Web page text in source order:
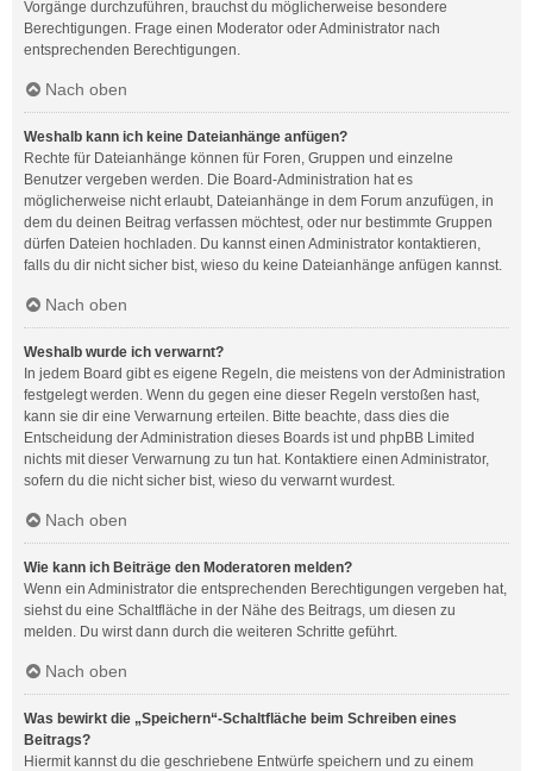
Vorgänge durchzuführen, brauchst du möglicherweise besondere
Berechtigungen. Frage einen Moderator oder Administrator nach
entsprechenden Berechtigungen.
Nach oben
Weshalb kann ich keine Dateianhänge anfügen?
Rechte für Dateianhänge können für Foren, Gruppen und einzelne
Benutzer vergeben werden. Die Board-Administration hat es
möglicherweise nicht erlaubt, Dateianhänge in dem Forum anzufügen, in
dem du deinen Beitrag verfassen möchtest, oder nur bestimmte Gruppen
dürfen Dateien hochladen. Du kannst einen Administrator kontaktieren,
falls du dir nicht sicher bist, wieso du keine Dateianhänge anfügen kannst.
Nach oben
Weshalb wurde ich verwarnt?
In jedem Board gibt es eigene Regeln, die meistens von der Administration
festgelegt werden. Wenn du gegen eine dieser Regeln verstoßen hast,
kann sie dir eine Verwarnung erteilen. Bitte beachte, dass dies die
Entscheidung der Administration dieses Boards ist und phpBB Limited
nichts mit dieser Verwarnung zu tun hat. Kontaktiere einen Administrator,
sofern du die nicht sicher bist, wieso du verwarnt wurdest.
Nach oben
Wie kann ich Beiträge den Moderatoren melden?
Wenn ein Administrator die entsprechenden Berechtigungen vergeben hat,
siehst du eine Schaltfläche in der Nähe des Beitrags, um diesen zu
melden. Du wirst dann durch die weiteren Schritte geführt.
Nach oben
Was bewirkt die „Speichern“-Schaltfläche beim Schreiben eines
Beitrags?
Hiermit kannst du die geschriebene Entwürfe speichern und zu einem